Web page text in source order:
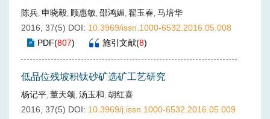
陈兵, 申晓毅, 顾惠敏, 邵鸿媚, 翟玉春, 马培华
2016, 37(5) DOI: 10.3969/issn.1000-6532.2016.05.008
PDF(807) 施引文献(8)
低品位残坡积钛砂矿选矿工艺研究
杨记平, 董天颂, 汤玉和, 胡红喜
2016, 37(5) DOI: 10.3969/j.issn.1000-6532.2016.05.009